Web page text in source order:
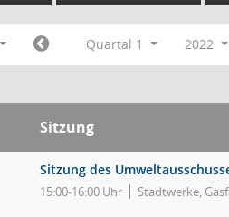
Quartal 1 2022
Sitzung
Sitzung des
15:00-16:00 Uhr Stadtwerke,